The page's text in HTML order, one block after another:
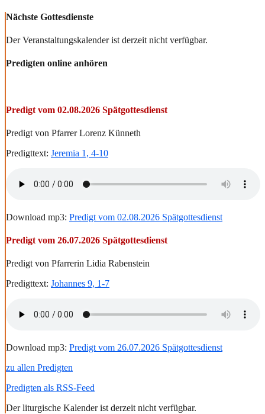
Nächste Gottesdienste
Der Veranstaltungskalender ist derzeit nicht verfügbar.
Predigten online anhören
Predigt vom 02.08.2026 Spätgottesdienst
Predigt von Pfarrer Lorenz Künneth
Predigttext: Jeremia 1, 4-10
Download mp3: Predigt vom 02.08.2026 Spätgottesdienst
Predigt vom 26.07.2026 Spätgottesdienst
Predigt von Pfarrerin Lidia Rabenstein
Predigttext: Johannes 9, 1-7
Download mp3: Predigt vom 26.07.2026 Spätgottesdienst
zu allen Predigten
Predigten als RSS-Feed
Der liturgische Kalender ist derzeit nicht verfügbar.